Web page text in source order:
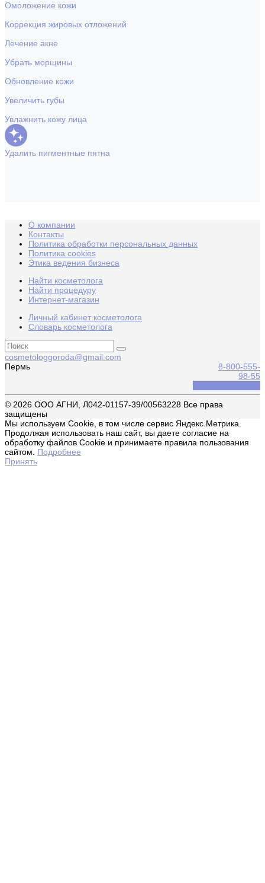
Омоложение кожи
Коррекция жировых отложений
Лечение акне
Убрать морщины
Обновление кожи
Увеличить губы
Увлажнить кожу лица
Удалить пигментные пятна
О компании
Контакты
Политика обработки персональных данных
Политика cookies
Этика ведения бизнеса
Найти косметолога
Найти процедуру
Интернет-магазин
Личный кабинет косметолога
Словарь косметолога
cosmetologgoroda@gmail.com
Пермь
8-800-555-
98-55
© 2026 ООО АГНИ, Л042-01157-39/00563228 Все права
защищены
Мы используем Cookie, в том числе сервис Яндекс.Метрика.
Продолжая использовать наш сайт, вы даете согласие на
обработку файлов Cookie и принимаете правила пользования
сайтом. Подробнее
Принять